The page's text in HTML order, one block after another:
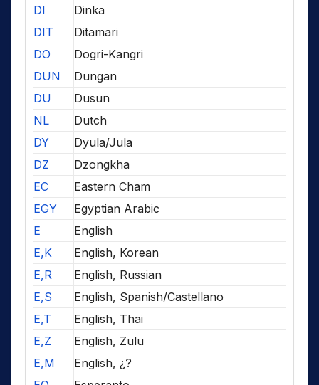
DI
Dinka
DIT
Ditamari
DO
Dogri-Kangri
DUN
Dungan
DU
Dusun
NL
Dutch
DY
Dyula/Jula
DZ
Dzongkha
EC
Eastern Cham
EGY
Egyptian Arabic
E
English
E,K
English, Korean
E,R
English, Russian
E,S
English, Spanish/Castellano
E,T
English, Thai
E,Z
English, Zulu
E,M
English, ¿?